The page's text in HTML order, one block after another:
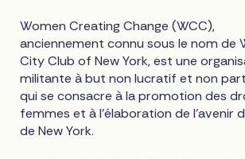
Women Creating Change (WCC),
anciennement connu sous le nom de
City Club of New York, est une
militante à but non lucratif et non
qui se consacre à la promotion des
femmes et à l'élaboration de l'avenir
de New York.